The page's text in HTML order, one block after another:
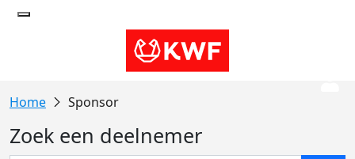
Sponsor
Zoek een deelnemer